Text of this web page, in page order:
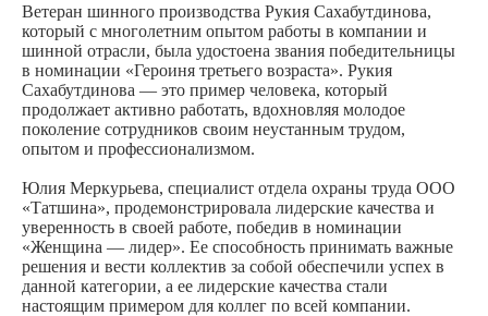
Ветеран шинного производства Рукия Сахабутдинова,
который с многолетним опытом работы в компании и
шинной отрасли, была удостоена звания победительницы
в номинации «Героиня третьего возраста». Рукия
Сахабутдинова — это пример человека, который
продолжает активно работать, вдохновляя молодое
поколение сотрудников своим неустанным трудом,
опытом и профессионализмом.
Юлия Меркурьева, специалист отдела охраны труда ООО
«Татшина», продемонстрировала лидерские качества и
уверенность в своей работе, победив в номинации
«Женщина — лидер». Ее способность принимать важные
решения и вести коллектив за собой обеспечили успех в
данной категории, а ее лидерские качества стали
настоящим примером для коллег по всей компании.